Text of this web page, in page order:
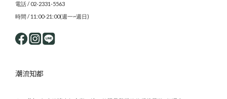
電話 / 02-2331-5563
時間 / 11:00-21:00(週一~週日)
潮流知都